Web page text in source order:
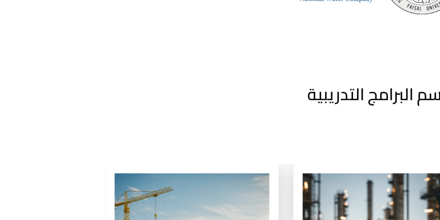
البرامج التدريبية